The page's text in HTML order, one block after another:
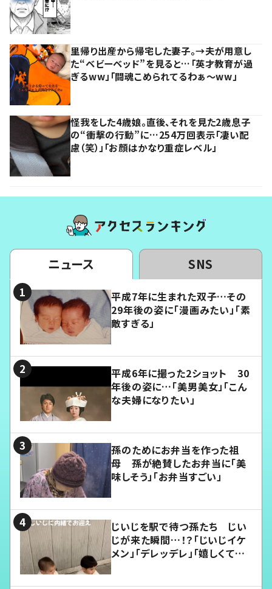
里帰り出産から帰宅した妻子。→夫が用意し
た“ベビーベッド”を見ると…「英才教育が過
ぎるww」「闘魂こめられてるわぁ～ww」
怪我をした4歳娘。直後、それを見た2歳息子
の“衝撃の行動”に…254万回表示「凄い配
慮（笑）」「お顔はかなり重症レベル」
ニュース SNS
平成7年に生まれた双子…その
29年後の姿に「漫画みたい」「素
敵すぎる」
平成6年に撮った2ショット 30
年後の姿に…「美男美女」「こん
な夫婦になりたい」
孫のためにお弁当を作った祖
母 孫が絶賛したお弁当に「美
味しそう」「お弁当すごい」
じいじを駅で待つ孫たち じい
じが来た瞬間…！？「じいじイケ
メン」「デレッデレ」「嬉しくて可